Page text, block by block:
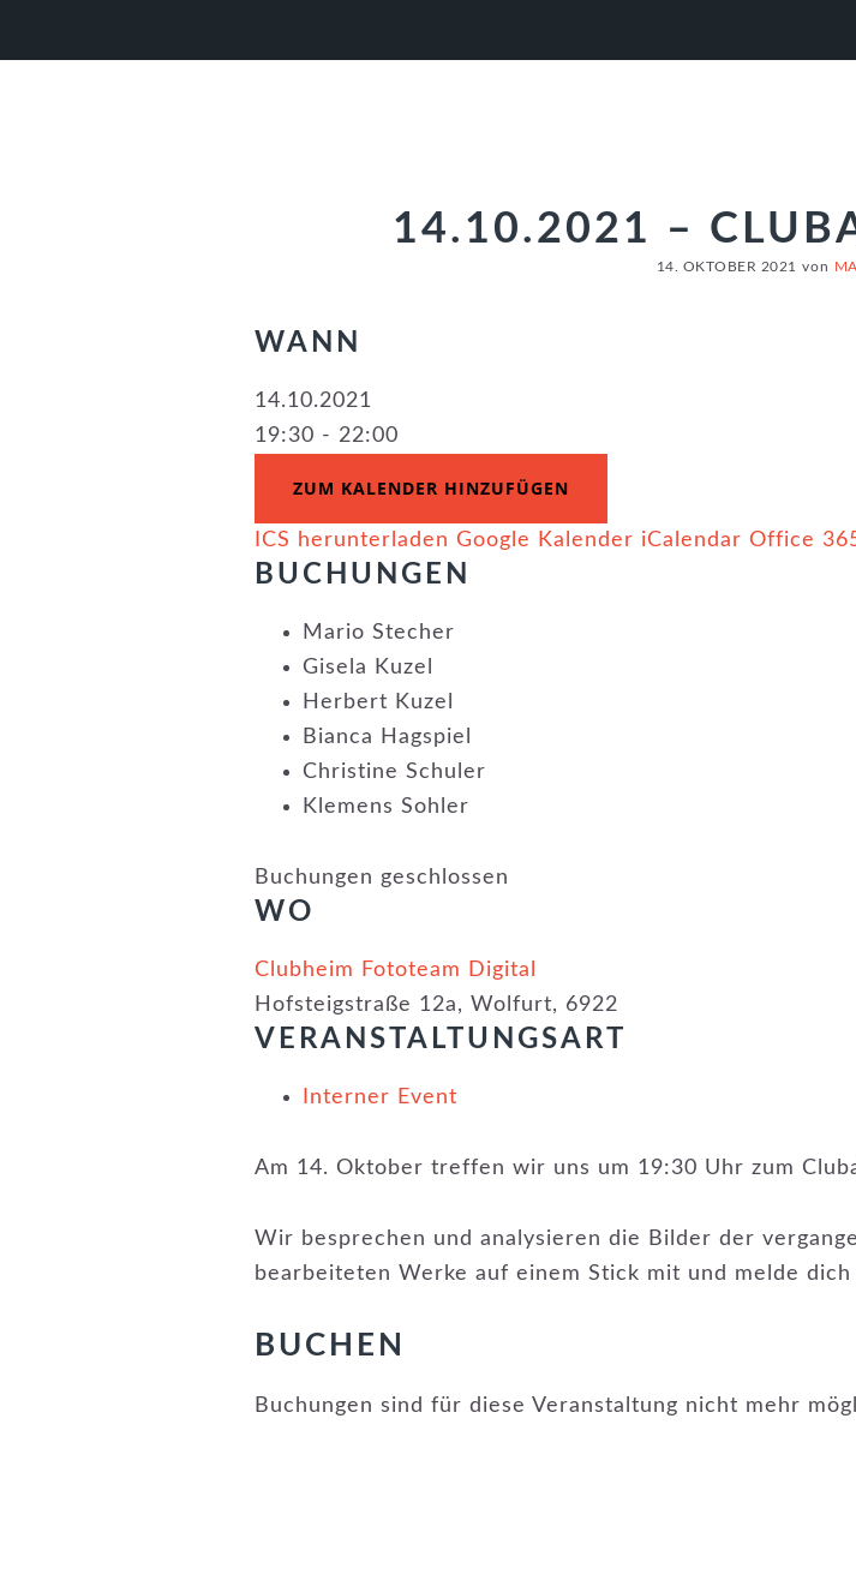
14.10.2021 –
14. OKTOBER 2021 von
WANN
14.10.2021
19:30 - 22:00
ZUM KALENDER HINZUFÜGEN
ICS herunterladen Google Kalender iCalendar Office
BUCHUNGEN
Mario Stecher
Gisela Kuzel
Herbert Kuzel
Bianca Hagspiel
Christine Schuler
Klemens Sohler
Buchungen geschlossen
WO
Clubheim Fototeam Digital
Hofsteigstraße 12a, Wolfurt, 6922
VERANSTALTUNGSART
Interner Event
Am 14. Oktober treffen wir uns um 19:30 Uhr zum
Wir besprechen und analysieren die Bilder der
bearbeiteten Werke auf einem Stick mit und melde dich
BUCHEN
Buchungen sind für diese Veranstaltung nicht mehr